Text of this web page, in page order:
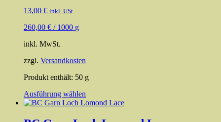
gewählt
werden
13,00 € inkl. USt
260,00 € / 1000 g
inkl. MwSt.
zzgl. Versandkosten
Produkt enthält: 50 g
Ausführung wählen
Produkt
mehrere